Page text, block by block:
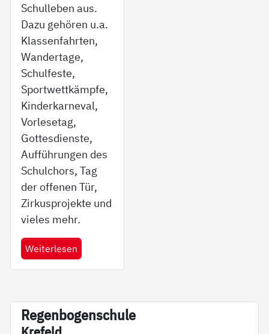
Schulleben aus.
Dazu gehören u.a.
Klassenfahrten,
Wandertage,
Schulfeste,
Sportwettkämpfe,
Kinderkarneval,
Vorlesetag,
Gottesdienste,
Aufführungen des
Schulchors, Tag
der offenen Tür,
Zirkusprojekte und
vieles mehr.
Weiterlesen
Re­gen­bo­gen­schu­le